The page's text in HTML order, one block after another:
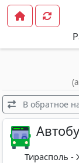
В обратное
Тирасполь -